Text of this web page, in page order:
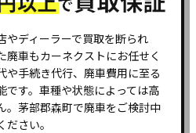
やディーラーで買取を断られ
廃車もカーネクストにお任せく
や手続き代行、廃車費用に至る
です。車種や状態によっては高
。茅部郡森町で廃車をご検討中
さい。